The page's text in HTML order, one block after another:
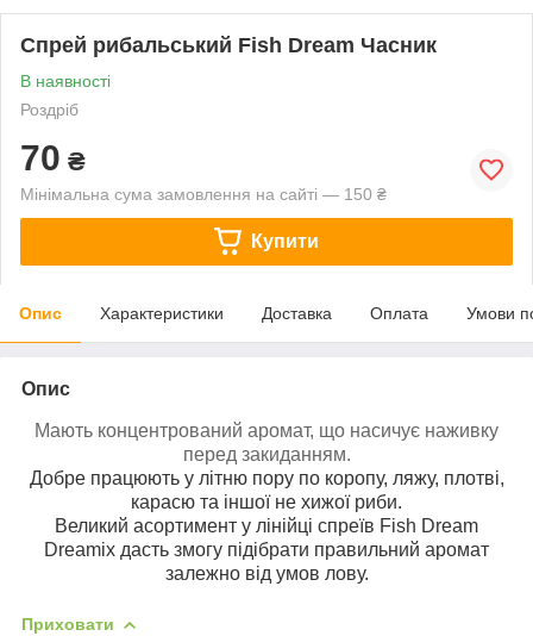
Спрей рибальський Fish Dream Часник
В наявності
Роздріб
70 ₴
Мінімальна сума замовлення на сайті — 150 ₴
Купити
Опис Характеристики Доставка Оплата Умови
Опис
Мають концентрований аромат, що насичує наживку
перед закиданням.
Добре працюють у літню пору по коропу, ляжу, плотві,
карасю та іншої не хижої риби.
Великий асортимент у лінійці спреїв Fish Dream
Dreamix дасть змогу підібрати правильний аромат
залежно від умов лову.
Приховати